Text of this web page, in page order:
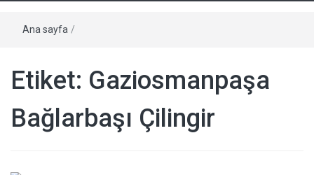
Ana sayfa /
Etiket: Gaziosmanpaşa
Bağlarbaşı Çilingir